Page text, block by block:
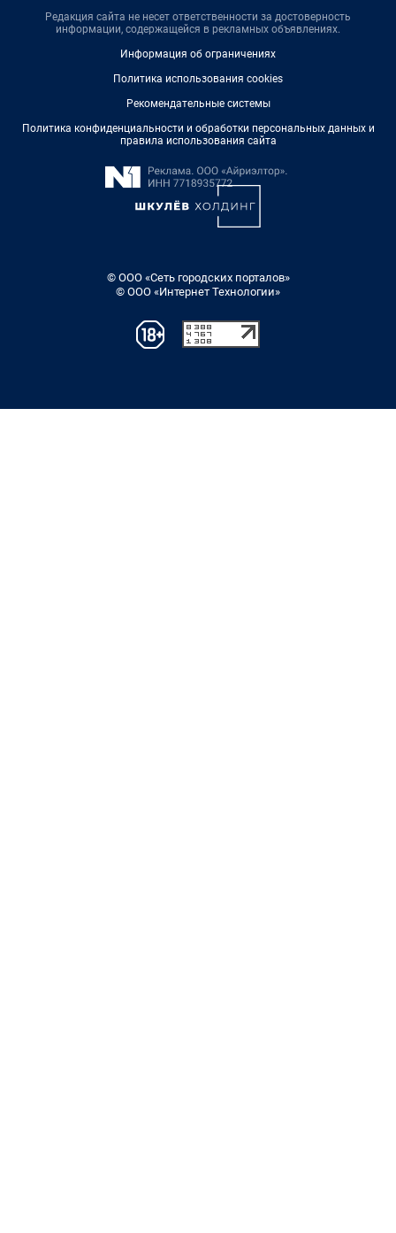
Редакция сайта не несет ответственности за достоверность
информации, содержащейся в рекламных объявлениях.
Информация об ограничениях
Политика использования cookies
Рекомендательные системы
Политика конфиденциальности и обработки персональных данных и
правила использования сайта
© ООО «Сеть городских порталов»
© ООО «Интернет Технологии»